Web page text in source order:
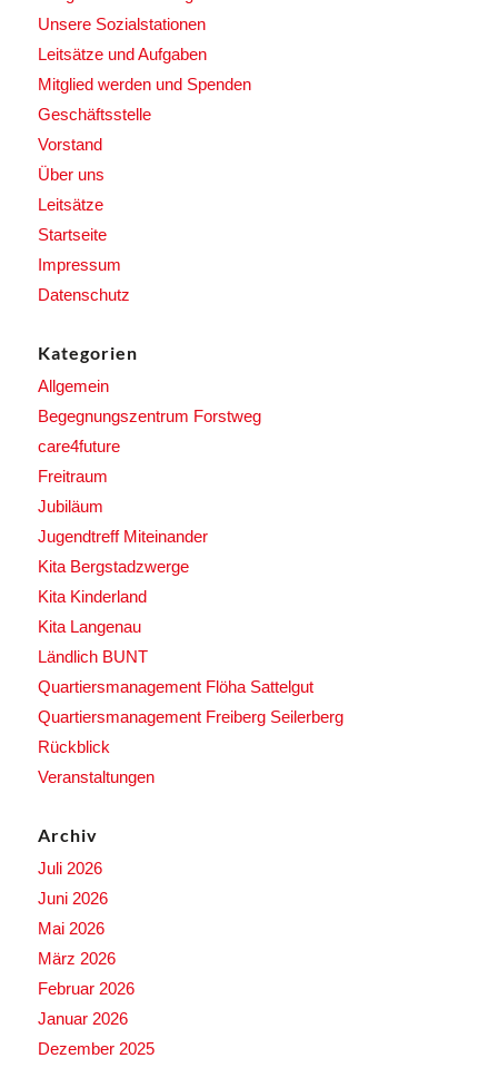
Unsere Sozialstationen
Leitsätze und Aufgaben
Mitglied werden und Spenden
Geschäftsstelle
Vorstand
Über uns
Leitsätze
Startseite
Impressum
Datenschutz
Kategorien
Allgemein
Begegnungszentrum Forstweg
care4future
Freitraum
Jubiläum
Jugendtreff Miteinander
Kita Bergstadzwerge
Kita Kinderland
Kita Langenau
Ländlich BUNT
Quartiersmanagement Flöha Sattelgut
Quartiersmanagement Freiberg Seilerberg
Rückblick
Veranstaltungen
Archiv
Juli 2026
Juni 2026
Mai 2026
März 2026
Februar 2026
Januar 2026
Dezember 2025